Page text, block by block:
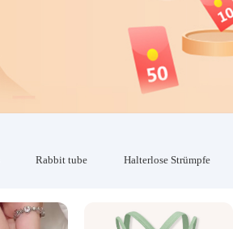
Rabbit tube Halterlose Strümpfe